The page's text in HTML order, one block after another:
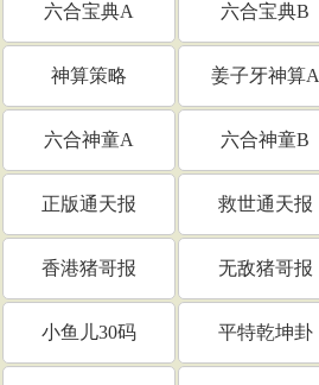
六合宝典A 六合宝典B
神算策略 姜子牙神算A
六合神童A 六合神童B
正版通天报 救世通天报
香港猪哥报 无敌猪哥报
小鱼儿30码 平特乾坤卦